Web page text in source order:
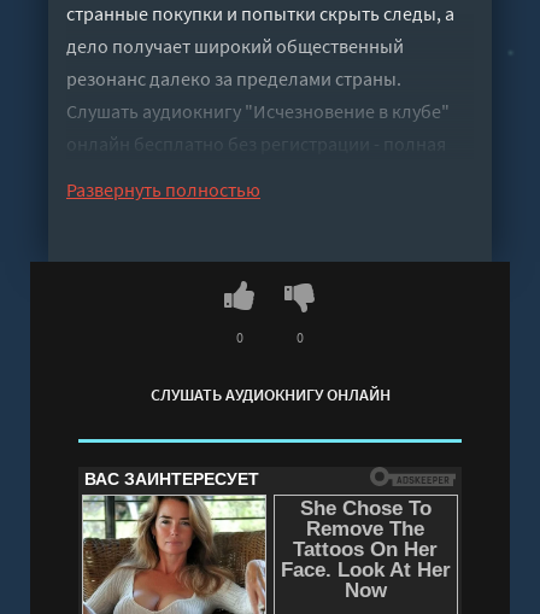
странные покупки и попытки скрыть следы, а
дело получает широкий общественный
резонанс далеко за пределами страны.
Слушать аудиокнигу "Исчезновение в клубе"
онлайн бесплатно без регистрации - полная
Развернуть полностью
СЛУШАТЬ АУДИОКНИГУ ОНЛАЙН
0 0